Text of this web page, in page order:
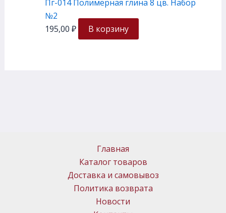
Пг-014 Полимерная глина 8 цв. Набор
№2
195,00 ₽ В корзину
Главная
Каталог товаров
Доставка и самовывоз
Политика возврата
Новости